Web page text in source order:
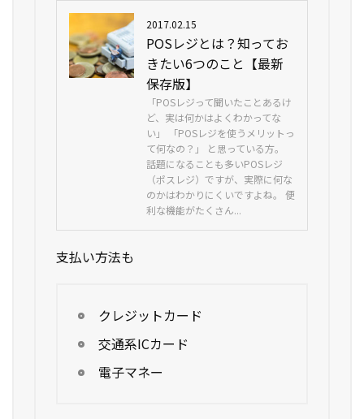
2017.02.15
POSレジとは？知ってお
きたい6つのこと【最新
保存版】
「POSレジって聞いたことあるけ
ど、実は何かはよくわかってな
い」 「POSレジを使うメリットっ
て何なの？」 と思っている方。
話題になることも多いPOSレジ
（ポスレジ）ですが、実際に何な
のかはわかりにくいですよね。 便
利な機能がたくさん...
支払い方法も
クレジットカード
交通系ICカード
電子マネー